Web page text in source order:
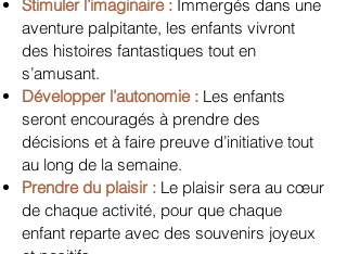
Stimuler l’imaginaire : Immergés dans une
aventure palpitante, les enfants vivront
des histoires fantastiques tout en
s’amusant.
Développer l’autonomie : Les enfants
seront encouragés à prendre des
décisions et à faire preuve d’initiative tout
au long de la semaine.
Prendre du plaisir : Le plaisir sera au cœur
de chaque activité, pour que chaque
enfant reparte avec des souvenirs joyeux